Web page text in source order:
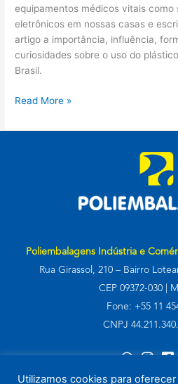
equipamentos médicos vitais como
eletrônicos em nossas casas e
artigo a importância, influência,
curiosidades sobre o uso do
Brasil.
Read More »
Poliembalagens Indústria e
Rua Girassol, 210 – Bairro
CEP 09372-030 |
Fone: +55 11
CNPJ
Utilizamos cookies para